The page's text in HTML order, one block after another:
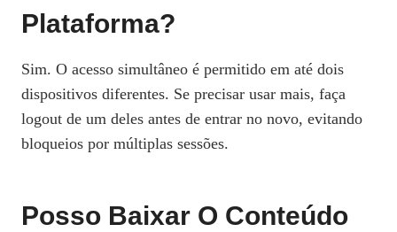
Plataforma?
Sim. O acesso simultâneo é permitido em até dois
dispositivos diferentes. Se precisar usar mais, faça
logout de um deles antes de entrar no novo, evitando
bloqueios por múltiplas sessões.
Posso Baixar O Conteúdo